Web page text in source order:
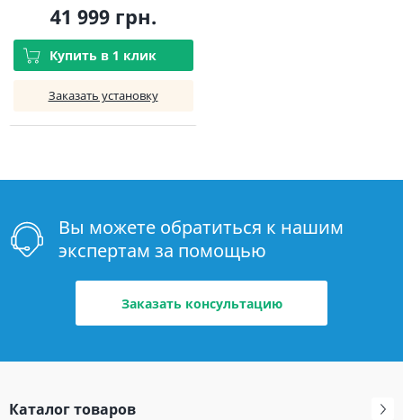
41 999 грн.
Купить в 1 клик
Заказать установку
Вы можете обратиться к нашим
экспертам за помощью
Заказать консультацию
Каталог товаров